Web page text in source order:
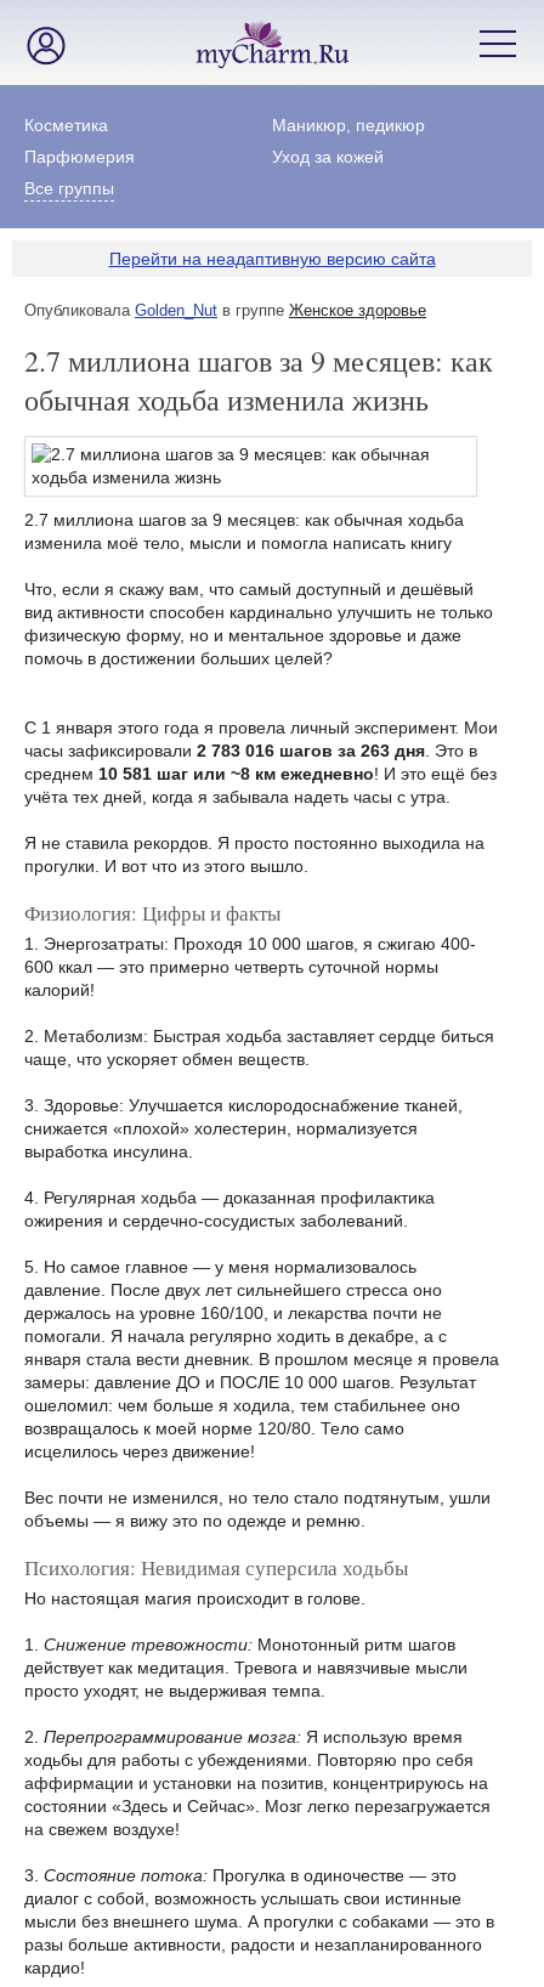
Косметика
Маникюр, педикюр
Парфюмерия
Уход за кожей
Все группы
Перейти на неадаптивную версию сайта
Опубликовала Golden_Nut в группе Женское здоровье
2.7 миллиона шагов за 9 месяцев: как
обычная ходьба изменила жизнь
2.7 миллиона шагов за 9 месяцев: как обычная ходьба
изменила моё тело, мысли и помогла написать книгу
Что, если я скажу вам, что самый доступный и дешёвый
вид активности способен кардинально улучшить не только
физическую форму, но и ментальное здоровье и даже
помочь в достижении больших целей?
С 1 января этого года я провела личный эксперимент. Мои
часы зафиксировали 2 783 016 шагов за 263 дня . Это в
среднем 10 581 шаг или ~8 км ежедневно! И это ещё без
учёта тех дней, когда я забывала надеть часы с утра.
Я не ставила рекордов. Я просто постоянно выходила на
прогулки. И вот что из этого вышло.
Физиология: Цифры и факты
1. Энергозатраты: Проходя 10 000 шагов, я сжигаю 400-
600 ккал — это примерно четверть суточной нормы
калорий!
2. Метаболизм: Быстрая ходьба заставляет сердце биться
чаще, что ускоряет обмен веществ.
3. Здоровье: Улучшается кислородоснабжение тканей,
снижается «плохой» холестерин, нормализуется
выработка инсулина.
4. Регулярная ходьба — доказанная профилактика
ожирения и сердечно-сосудистых заболеваний.
5. Но самое главное — у меня нормализовалось
давление. После двух лет сильнейшего стресса оно
держалось на уровне 160/100, и лекарства почти не
помогали. Я начала регулярно ходить в декабре, а с
января стала вести дневник. В прошлом месяце я провела
замеры: давление ДО и ПОСЛЕ 10 000 шагов. Результат
ошеломил: чем больше я ходила, тем стабильнее оно
возвращалось к моей норме 120/80. Тело само
исцелилось через движение!
Вес почти не изменился, но тело стало подтянутым, ушли
объемы — я вижу это по одежде и ремню.
Психология: Невидимая суперсила ходьбы
Но настоящая магия происходит в голове.
1. Снижение тревожности: Монотонный ритм шагов
действует как медитация. Тревога и навязчивые мысли
просто уходят, не выдерживая темпа.
2. Перепрограммирование мозга: Я использую время
ходьбы для работы с убеждениями. Повторяю про себя
аффирмации и установки на позитив, концентрируюсь на
состоянии «Здесь и Сейчас». Мозг легко перезагружается
на свежем воздухе!
3. Состояние потока: Прогулка в одиночестве — это
диалог с собой, возможность услышать свои истинные
мысли без внешнего шума. А прогулки с собаками — это в
разы больше активности, радости и незапланированного
кардио!